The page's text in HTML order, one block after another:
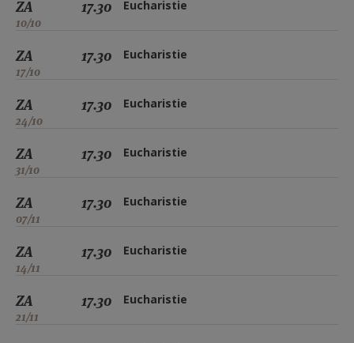
ZA
10/10
17.30 Eucharistie
ZA
17/10
17.30 Eucharistie
ZA
24/10
17.30 Eucharistie
ZA
31/10
17.30 Eucharistie
ZA
07/11
17.30 Eucharistie
ZA
14/11
17.30 Eucharistie
ZA
21/11
17.30 Eucharistie